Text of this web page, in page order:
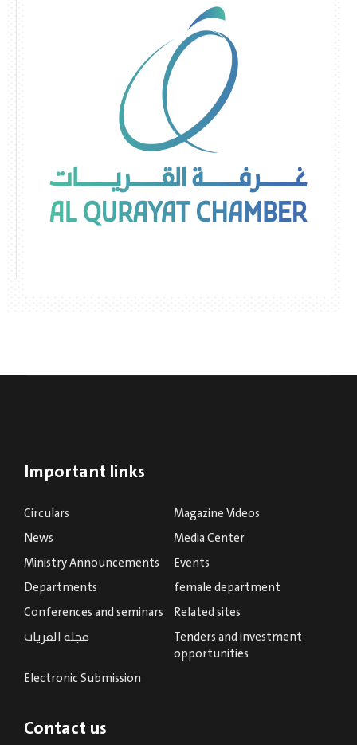
Important links
Circulars
Magazine Videos
News
Media Center
Ministry Announcements
Events
Departments
female department
Conferences and seminars
Related sites
مجلة القريات
Tenders and investment
opportunities
Electronic Submission
Contact us